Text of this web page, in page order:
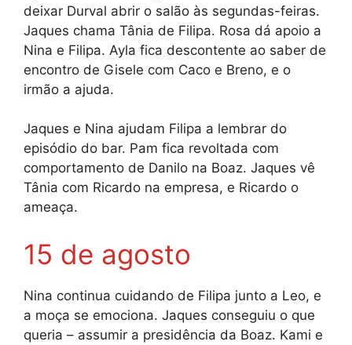
deixar Durval abrir o salão às segundas-feiras.
Jaques chama Tânia de Filipa. Rosa dá apoio a
Nina e Filipa. Ayla fica descontente ao saber de
encontro de Gisele com Caco e Breno, e o
irmão a ajuda.
Jaques e Nina ajudam Filipa a lembrar do
episódio do bar. Pam fica revoltada com
comportamento de Danilo na Boaz. Jaques vê
Tânia com Ricardo na empresa, e Ricardo o
ameaça.
15 de agosto
Nina continua cuidando de Filipa junto a Leo, e
a moça se emociona. Jaques conseguiu o que
queria – assumir a presidência da Boaz. Kami e